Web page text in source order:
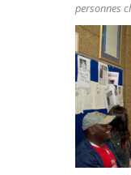
personnes